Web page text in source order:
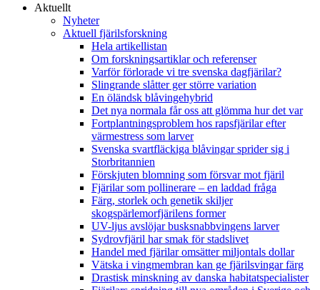
Aktuellt
Nyheter
Aktuell fjärilsforskning
Hela artikellistan
Om forskningsartiklar och referenser
Varför förlorade vi tre svenska dagfjärilar?
Slingrande slåtter ger större variation
En öländsk blåvingehybrid
Det nya normala får oss att glömma hur det var
Fortplantningsproblem hos rapsfjärilar efter
värmestress som larver
Svenska svartfläckiga blåvingar sprider sig i
Storbritannien
Förskjuten blomning som försvar mot fjäril
Fjärilar som pollinerare – en laddad fråga
Färg, storlek och genetik skiljer
skogspärlemorfjärilens former
UV-ljus avslöjar busksnabbvingens larver
Sydrovfjäril har smak för stadslivet
Handel med fjärilar omsätter miljontals dollar
Vätska i vingmembran kan ge fjärilsvingar färg
Drastisk minskning av danska habitatspecialister